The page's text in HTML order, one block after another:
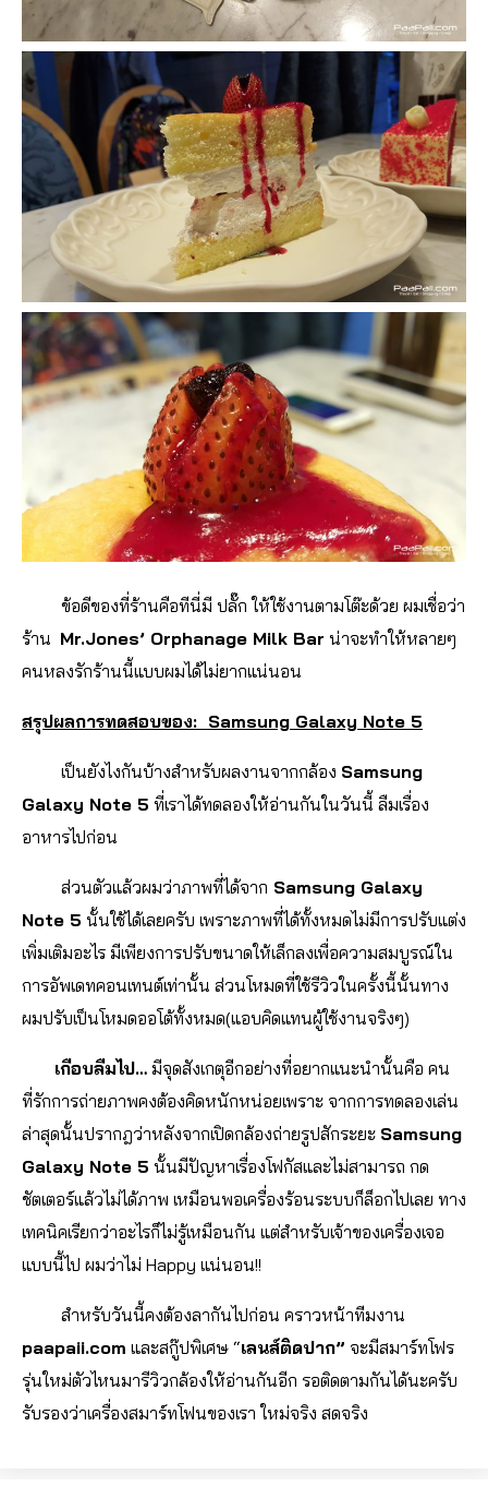
ข้อดีของที่ร้านคือทีนี่มี ปลั๊ก ให้ใช้งานตามโต๊ะด้วย ผมเชื่อว่า
ร้าน Mr.Jones’ Orphanage Milk Bar น่าจะทำให้หลายๆ
คนหลงรักร้านนี้แบบผมได้ไม่ยากแน่นอน
สรุปผลการทดสอบของ: Samsung Galaxy Note 5
เป็นยังไงกันบ้างสำหรับผลงานจากกล้อง Samsung
Galaxy Note 5 ที่เราได้ทดลองให้อ่านกันในวันนี้ ลืมเรื่อง
อาหารไปก่อน
ส่วนตัวแล้วผมว่าภาพที่ได้จาก Samsung Galaxy
Note 5 นั้นใช้ได้เลยครับ เพราะภาพที่ได้ทั้งหมดไม่มีการปรับแต่ง
เพิ่มเติมอะไร มีเพียงการปรับขนาดให้เล็กลงเพื่อความสมบูรณ์ใน
การอัพเดทคอนเทนต์เท่านั้น ส่วนโหมดที่ใช้รีวิวในครั้งนี้นั้นทาง
ผมปรับเป็นโหมดออโต้ทั้งหมด(แอบคิดแทนผู้ใช้งานจริงๆ)
เกือบลืมไป… มีจุดสังเกตุอีกอย่างที่อยากแนะนำนั้นคือ คน
ที่รักการถ่ายภาพคงต้องคิดหนักหน่อยเพราะ จากการทดลองเล่น
ล่าสุดนั้นปรากฎว่าหลังจากเปิดกล้องถ่ายรูปสักระยะ Samsung
Galaxy Note 5 นั้นมีปัญหาเรื่องโฟกัสและไม่สามารถ กด
ชัตเตอร์แล้วไม่ได้ภาพ เหมือนพอเครื่องร้อนระบบก็ล็อกไปเลย ทาง
เทคนิคเรียกว่าอะไรก็ไม่รู้เหมือนกัน แต่สำหรับเจ้าของเครื่องเจอ
แบบนี้ไป ผมว่าไม่ Happy แน่นอน!!
สำหรับวันนี้คงต้องลากันไปก่อน คราวหน้าทีมงาน
paapaii.com และสกู๊ปพิเศษ “เลนส์ติดปาก” จะมีสมาร์ทโฟร
รุ่นใหม่ตัวไหนมารีวิวกล้องให้อ่านกันอีก รอติดตามกันได้นะครับ
รับรองว่าเครื่องสมาร์ทโฟนของเรา ใหม่จริง สดจริง